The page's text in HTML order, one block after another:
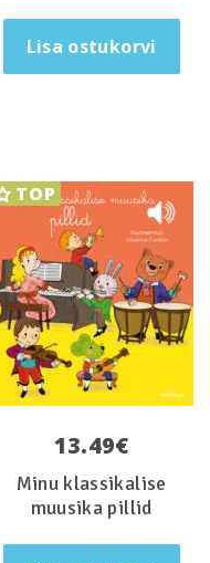
Lisa ostukorvi
TOP
13.49€
Minu klassikalise
muusika pillid